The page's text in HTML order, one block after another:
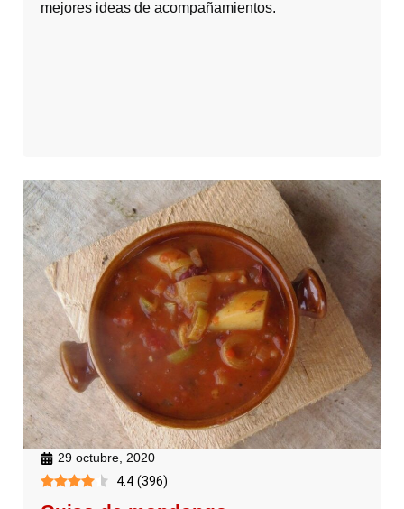
mejores ideas de acompañamientos.
29 octubre, 2020
4.4 (396)